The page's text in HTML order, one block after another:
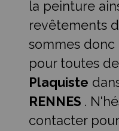
la peinture
revêtements
sommes
pour toutes
Plaquiste
RENNES .
contacter